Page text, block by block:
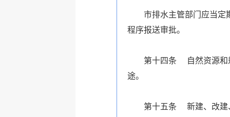
市排水主管部门应当定
程序报送审批。
第十四条 自然资源和
途。
第十五条 新建、改建